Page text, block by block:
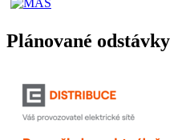
Plánované odstávky